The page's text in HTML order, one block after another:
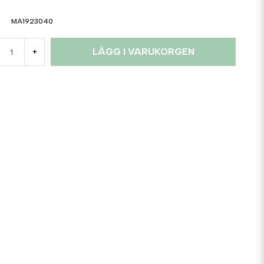
MA1923040
+ LÄGG I VARUKORGEN